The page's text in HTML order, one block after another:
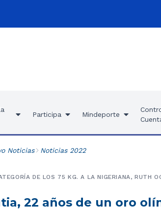
Participa Mindeporte
Noticias Noticias 2022
22 años de un oro
DE LOS 75 KG. A LA NIGERIANA, RUTH